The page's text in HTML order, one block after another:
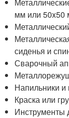
мм или 50x50
сиденья и
Сварочный
Напильники
Краска или
Инструменты